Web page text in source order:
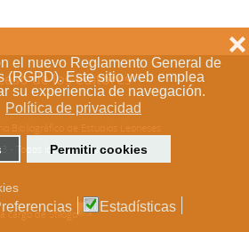
el nuevo Reglamento General de
(RGPD). Este sitio web emplea
su experiencia de navegación.
Política de privacidad
Permitir cookies
❌
Estadísticas
de los editores
- Todos los derechos reservados
cargo de Stílogo